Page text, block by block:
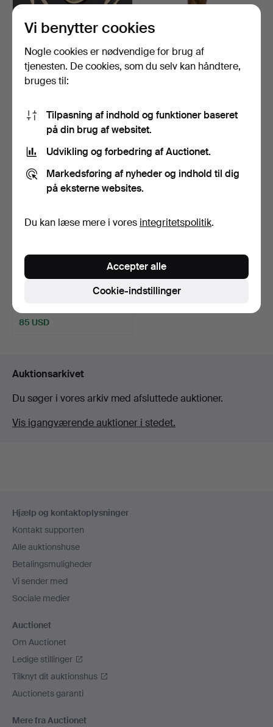
COLLIER/VEDHÆNG,
Kniv-Elis Bergström, sign…
Opnåede hammerslag 16 apr
2026
539 USD
IBEJI, tvilling Yoruba-figur,
Nigeria, san…
Opnåede hammerslag 16 apr
74 USD
midten af 1900-tallet…
Opnåede hammerslag 16 apr
85 USD
Auktionsarkivet
Du søger i vores arkiv med afsluttede auktioner.
Vis igangværende auktioner i stedet.
Hjælp og kontaktoplysninger
Kontakt supporten
Alle auktionshuse
Betalingsmuligheder
Vi sender med
Sociale medier
Auctionet
Om Auctionet
Ledige stillinger
Tilknyt dit auktionshus
Auctionets garanti
Mere fra Auctionet
Vi benytter cookies
Nogle cookies er nødvendige for brug af
tjenesten. De cookies, som du selv kan håndtere,
bruges til:
Tilpasning af indhold og funktioner baseret
på din brug af websitet.
Udvikling og forbedring af Auctionet.
Markedsføring af nyheder og indhold til dig
på eksterne websites.
Du kan læse mere i vores integritetspolitik.
Cookie-indstillinger
Accepter alle